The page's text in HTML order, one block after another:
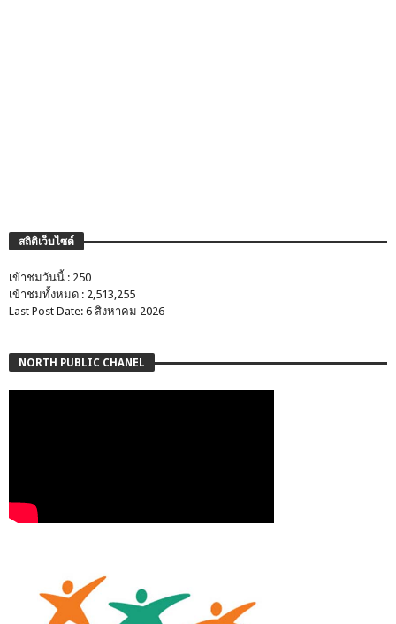
สถิติเว็บไซต์
เข้าชมวันนี้ : 250
เข้าชมทั้งหมด : 2,513,255
Last Post Date: 6 สิงหาคม 2026
NORTH PUBLIC CHANEL